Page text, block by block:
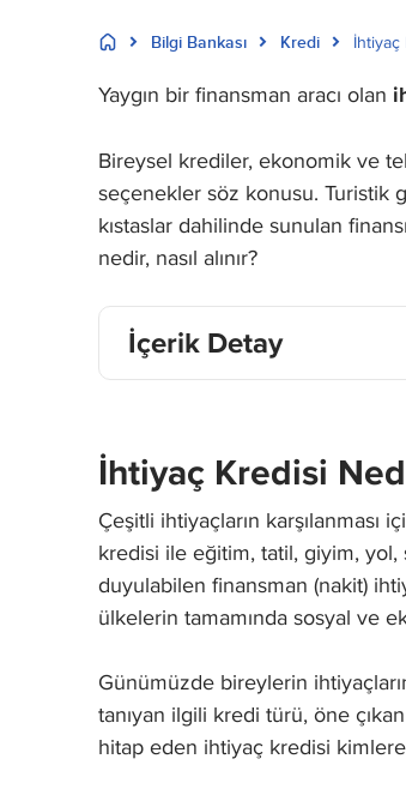
Bilgi Bankası Kredi İhtiyaç
Yaygın bir finansman aracı olan
Bireysel krediler, ekonomik ve
seçenekler söz konusu. Turistik
kıstaslar dahilinde sunulan
nedir, nasıl alınır?
İçerik Detay
İhtiyaç Kredisi
Çeşitli ihtiyaçların
kredisi ile eğitim, tatil, giyim, yol,
duyulabilen finansman (nakit)
ülkelerin tamamında sosyal ve
Günümüzde bireylerin
tanıyan ilgili kredi türü, öne
hitap eden ihtiyaç kredisi